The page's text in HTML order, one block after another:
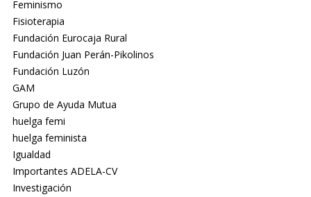
Feminismo
Fisioterapia
Fundación Eurocaja Rural
Fundación Juan Perán-Pikolinos
Fundación Luzón
GAM
Grupo de Ayuda Mutua
huelga femi
huelga feminista
Igualdad
Importantes ADELA-CV
Investigación